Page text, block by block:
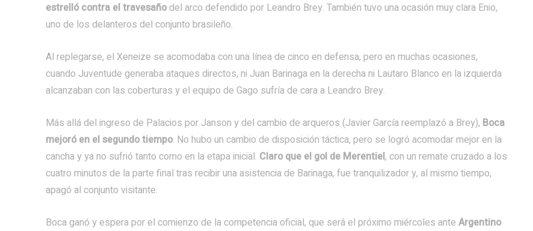
estrelló contra el travesañodel arco defendido por Leandro Brey. También tuvo una ocasión muy clara Enio,
uno de los delanteros del conjunto brasileño.
Al replegarse, el Xeneize se acomodaba con una línea de cinco en defensa, pero en muchas ocasiones,
cuando Juventude generaba ataques directos, ni Juan Barinaga en la derecha ni Lautaro Blanco en la izquierda
alcanzaban con las coberturas y el equipo de Gago sufría de cara a Leandro Brey.
Más allá del ingreso de Palacios por Janson y del cambio de arqueros (Javier García reemplazó a Brey), Boca
mejoró en el segundo tiempo. No hubo un cambio de disposición táctica, pero se logró acomodar mejor en la
cancha y ya no sufrió tanto como en la etapa inicial. Claro que el gol de Merentiel, con un remate cruzado a los
cuatro minutos de la parte final tras recibir una asistencia de Barinaga, fue tranquilizador y, al mismo tiempo,
apagó al conjunto visitante.
Boca ganó y espera por el comienzo de la competencia oficial, que será el próximo miércoles ante Argentino